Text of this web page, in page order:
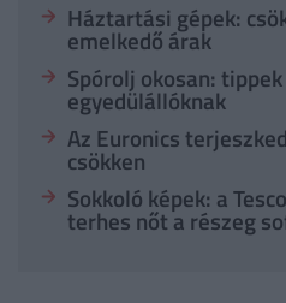
Háztartási gépek:
emelkedő árak
Spórolj okosan:
egyedülállóknak
Az Euronics
csökken
Sokkoló képek: a
terhes nőt a részeg